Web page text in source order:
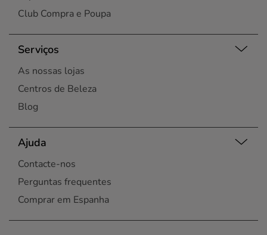
Club Compra e Poupa
Serviços
As nossas lojas
Centros de Beleza
Blog
Ajuda
Contacte-nos
Perguntas frequentes
Comprar em Espanha